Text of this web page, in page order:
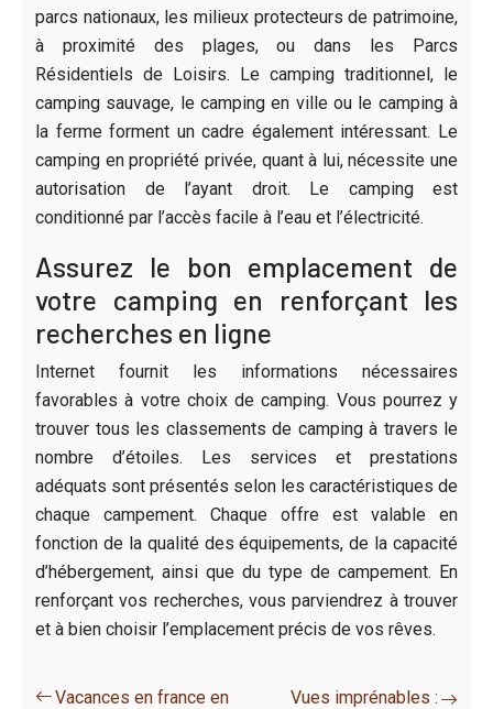
parcs nationaux, les milieux protecteurs de patrimoine,
à proximité des plages, ou dans les Parcs
Résidentiels de Loisirs. Le camping traditionnel, le
camping sauvage, le camping en ville ou le camping à
la ferme forment un cadre également intéressant. Le
camping en propriété privée, quant à lui, nécessite une
autorisation de l’ayant droit. Le camping est
conditionné par l’accès facile à l’eau et l’électricité.
Assurez le bon emplacement de
votre camping en renforçant les
recherches en ligne
Internet fournit les informations nécessaires
favorables à votre choix de camping. Vous pourrez y
trouver tous les classements de camping à travers le
nombre d’étoiles. Les services et prestations
adéquats sont présentés selon les caractéristiques de
chaque campement. Chaque offre est valable en
fonction de la qualité des équipements, de la capacité
d’hébergement, ainsi que du type de campement. En
renforçant vos recherches, vous parviendrez à trouver
et à bien choisir l’emplacement précis de vos rêves.
Vacances en france en
Vues imprénables :